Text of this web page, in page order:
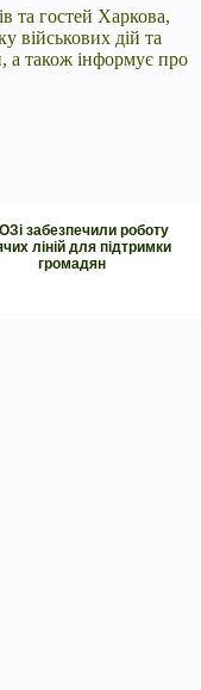
та гостей Харкова,
військових дій та
а також інформує про
забезпечили роботу
ліній для підтримки
громадян